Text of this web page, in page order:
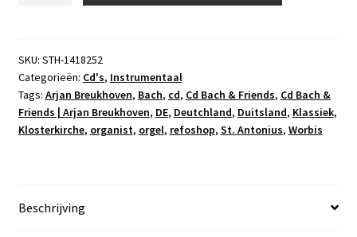
|
Arjan
Breukhoven
aantal
SKU: STH-1418252
Categorieën: Cd's, Instrumentaal
Tags: Arjan Breukhoven, Bach, cd, Cd Bach & Friends, Cd Bach &
Friends | Arjan Breukhoven, DE, Deutchland, Duitsland, Klassiek,
Klosterkirche, organist, orgel, refoshop, St. Antonius, Worbis
Beschrijving